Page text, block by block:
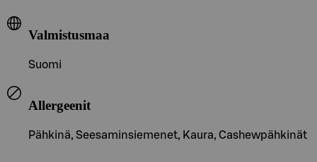
Valmistusmaa
Suomi
Allergeenit
Pähkinä, Seesaminsiemenet, Kaura, Cashewpähkinät